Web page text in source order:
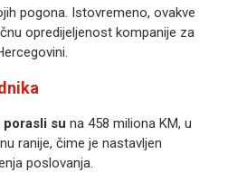
pogona. Istovremeno, ovakve
opredijeljenost kompanije za
su na 458 miliona KM, u
ranije, čime je nastavljen
poslovanja.